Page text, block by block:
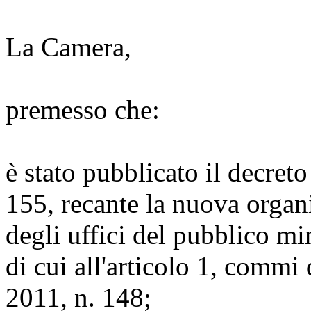
La Camera,
premesso che:
è stato pubblicato il
155, recante la nuova
degli uffici del pubblico
di cui all'articolo 1, commi
2011, n. 148;